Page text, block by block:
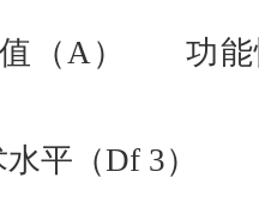
（A）
功
平（Df 3）